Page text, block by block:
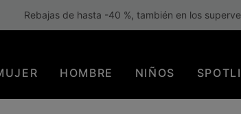
Envío gratuito para los miembros o a partir de 80 €.
HOMBRE NIÑOS